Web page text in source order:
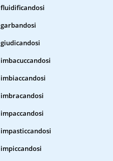
fluidificandosi
garbandosi
giudicandosi
imbacuccandosi
imbiaccandosi
imbracandosi
impaccandosi
impasticcandosi
impiccandosi